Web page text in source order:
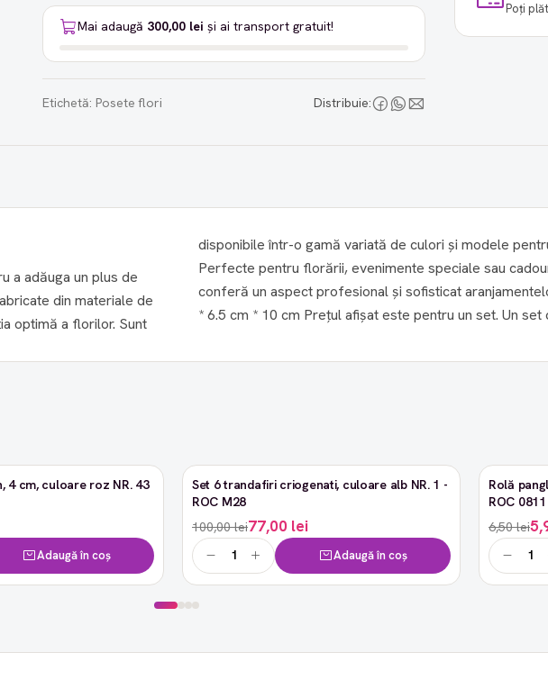
Mai adaugă 300,00 lei și ai transport gratuit!
Etichetă: Posete flori Distribuie:
Poți
a adăuga un plus de
din materiale de
a florilor. Sunt
disponibile într-o gamă variată de culori și modele
Perfecte pentru florării, evenimente speciale sau
conferă un aspect profesional și sofisticat aranjamentelor florale.
* 6.5 cm * 10 cm
4 cm, culoare roz NR. 43
Adaugă în coș
-23%
Set 6 trandafiri criogenati, culoare alb NR. 1 -
ROC M28
100,00 lei77,00 lei
Adaugă în coș
-9%
Rolă
ROC 0811
6,50 lei